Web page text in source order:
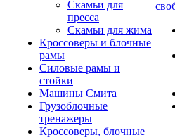
Скамьи для
пресса
Скамьи для жима
Кроссоверы и блочные
рамы
Силовые рамы и
стойки
Машины Смита
Грузоблочные
тренажеры
Кроссоверы, блочные